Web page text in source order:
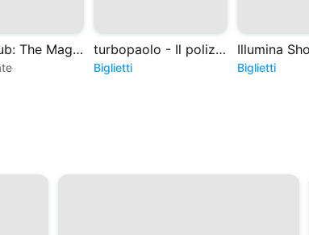
Winx Club: The Magic is back - Il Musical turbopaolo - Il poliziotto del formaggio
Biglietti
Illumina
Biglietti